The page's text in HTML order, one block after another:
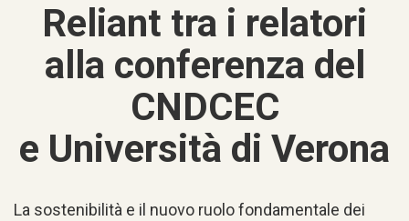
Eventi
Blog
Contatti
Reliant tra i relatori
alla conferenza del
CNDCEC
e Università di Verona
La sostenibilità e il nuovo ruolo fondamentale dei